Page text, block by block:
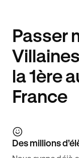
Passer
la 1ère
France
Des millions